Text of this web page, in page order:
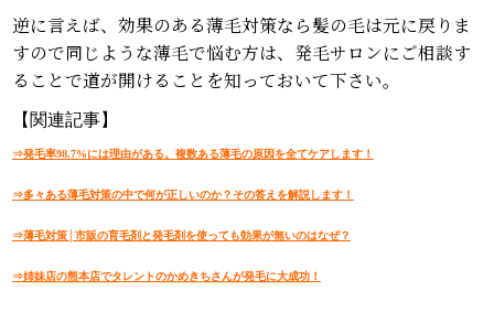
逆に言えば、効果のある薄毛対策なら髪の毛は元に戻りま
すので同じような薄毛で悩む方は、発毛サロンにご相談す
ることで道が開けることを知っておいて下さい。
【関連記事】
⇒発毛率98.7%には理由がある。複数ある薄毛の原因を全てケアします！
⇒多々ある薄毛対策の中で何が正しいのか？その答えを解説します！
⇒薄毛対策│市販の育毛剤と発毛剤を使っても効果が無いのはなぜ？
⇒姉妹店の熊本店でタレントのかめきちさんが発毛に大成功！